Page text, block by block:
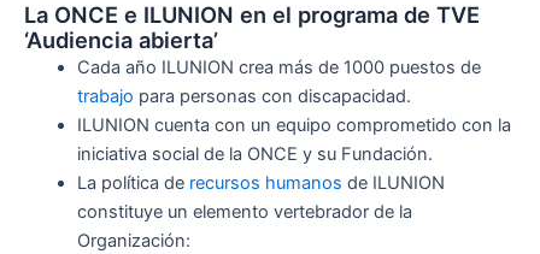
La ONCE e ILUNION en el programa de TVE
‘Audiencia abierta’
Cada año ILUNION crea más de 1000 puestos de
trabajo para personas con discapacidad.
ILUNION cuenta con un equipo comprometido con la
iniciativa social de la ONCE y su Fundación.
La política de recursos humanos de ILUNION
constituye un elemento vertebrador de la
Organización: